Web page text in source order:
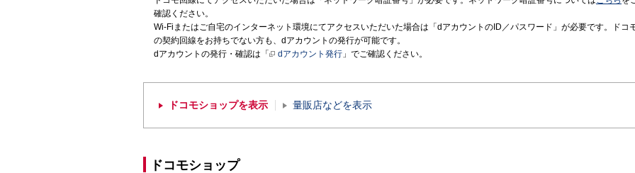
確認ください。
Wi-Fiまたはご自宅のインターネット環境にてアクセスいただいた場合は「dアカウントのID／パスワード」が必要です。ドコ
の契約回線をお持ちでない方も、dアカウントの発行が可能です。
dアカウントの発行・確認は「
dアカウント発行 」でご確認ください。
ドコモショップを表示 量販店などを表示
ドコモショップ